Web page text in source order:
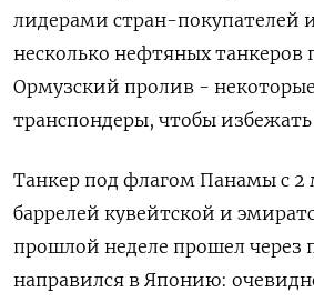
лидерами стран-покупателей
несколько нефтяных танкеров
Ормузский пролив -
транспондеры, чтобы
Танкер под флагом Панамы с
баррелей кувейтской и
прошлой неделе прошел через
направился в Японию: